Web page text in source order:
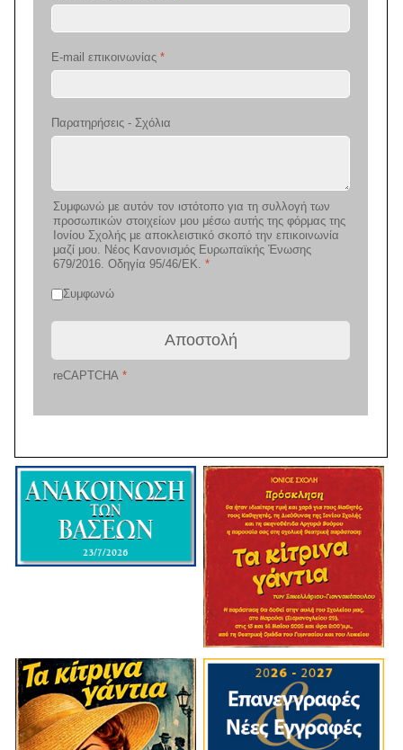
E-mail επικοινωνίας*
Παρατηρήσεις - Σχόλια
Συμφωνώ με αυτόν τον ιστότοπο για τη συλλογή των
προσωπικών στοιχείων μου μέσω αυτής της φόρμας της
Ιονίου Σχολής με αποκλειστικό σκοπό την επικοινωνία
μαζί μου. Νέος Κανονισμός Ευρωπαϊκής Ένωσης
679/2016. Οδηγία 95/46/ΕΚ.*
Συμφωνώ
Αποστολή
reCAPTCHA*